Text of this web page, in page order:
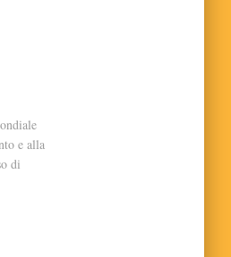
e alla
di